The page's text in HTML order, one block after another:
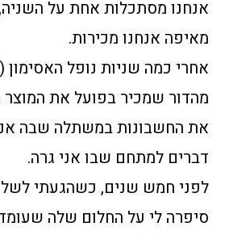
אנחנו מסתכלות אחת על
מאיפה אנחנו מכירות.
אחרי כמה שניות נופל האסימון
מהדור שמכיר בפועל את המוצר
את החשבונות במשתלה שבה אני
דברים למתחם שבו אני גרה.
לפני חמש שנים, כשהגעתי
סיפרה לי על החלום שלה